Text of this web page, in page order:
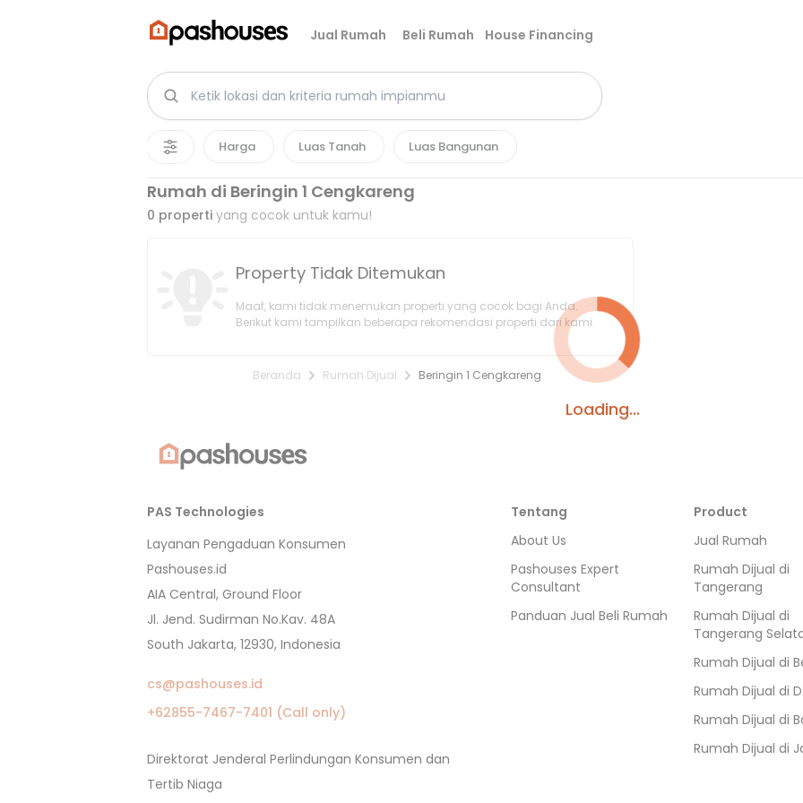
Jual Rumah Beli Rumah House Financing
Harga Luas Tanah Luas Bangunan
Loading...
Rumah di Beringin 1 Cengkareng
0 properti yang cocok untuk kamu!
Property Tidak Ditemukan
Maaf, kami tidak menemukan properti yang cocok bagi Anda.
Berikut kami tampilkan beberapa rekomendasi properti dari kami.
Beranda Rumah Dijual Beringin 1 Cengkareng
PAS Technologies
Layanan Pengaduan Konsumen
Pashouses.id
AIA Central, Ground Floor
Jl. Jend. Sudirman No.Kav. 48A
South Jakarta, 12930, Indonesia
cs@pashouses.id
+62855-7467-7401 (Call only)
Direktorat Jenderal Perlindungan Konsumen dan
Tertib Niaga
Tentang
About Us
Pashouses Expert
Consultant
Panduan Jual Beli Rumah
Product
Jual Rumah
Rumah Dijual di
Tangerang
Rumah Dijual di
Tangerang
Rumah Dijual di
Rumah Dijual di
Rumah Dijual di
Rumah Dijual di